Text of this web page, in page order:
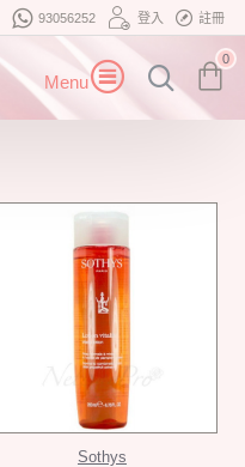
93056252 登入 註冊
0
Sothys